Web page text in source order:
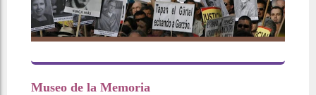
Museo de la Memoria